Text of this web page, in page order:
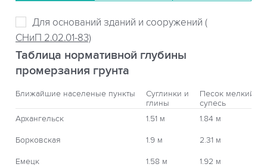
Для оснований зданий и сооружений (
СНиП 2.02.01-83)
Таблица нормативной глубины
промерзания грунта
Ближайшие населеные пункты
Суглинки и
глины
Песок мелкий,
супесь
Архангельск
1.51 м 1.84 м
Борковская 1.9 м 2.31 м
Емецк 1.58 м 1.92 м